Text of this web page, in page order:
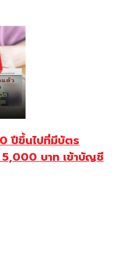
ปีขึ้นไปที่มีบัตร
5,000 บาท เข้าบัญชี